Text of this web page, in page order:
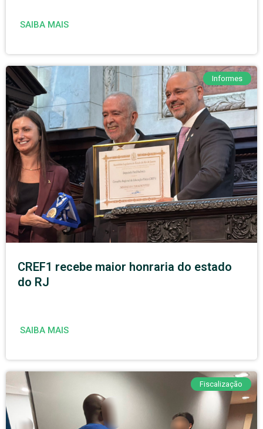
SAIBA MAIS
Informes
CREF1 recebe maior honraria do estado
do RJ
SAIBA MAIS
Fiscalização